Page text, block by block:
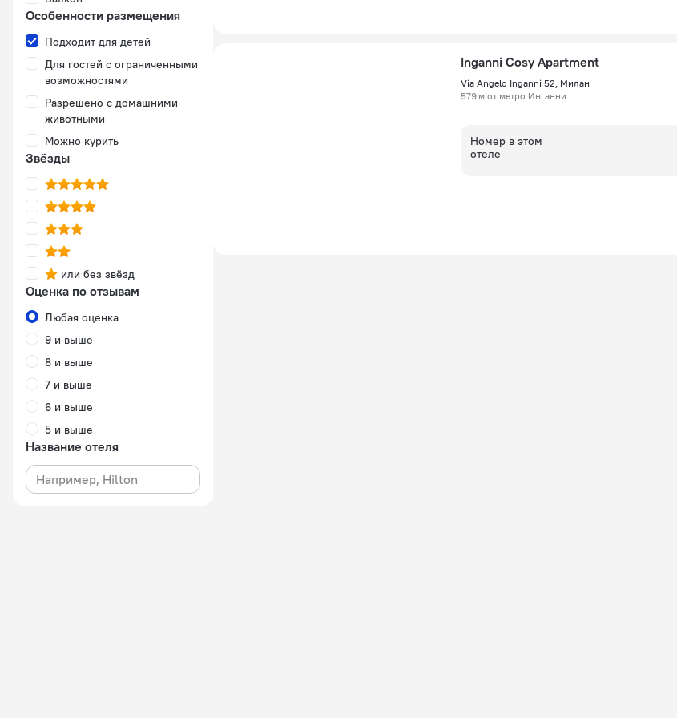
Особенности размещения
Подходит для детей
Для гостей с ограниченными
возможностями
Разрешено с домашними
животными
Можно курить
Звёзды
или без звёзд
Оценка по отзывам
Любая оценка
9 и выше
8 и выше
7 и выше
6 и выше
5 и выше
Название отеля
Inganni Cosy Apartment
Via Angelo Inganni 52, Милан
579 м от метро Инганни
Номер в этом
отеле